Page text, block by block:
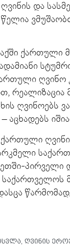
და
ქართული
ღვინო
რეალიზაცია
ღვინოებს
აცხადებს
, ღვინის